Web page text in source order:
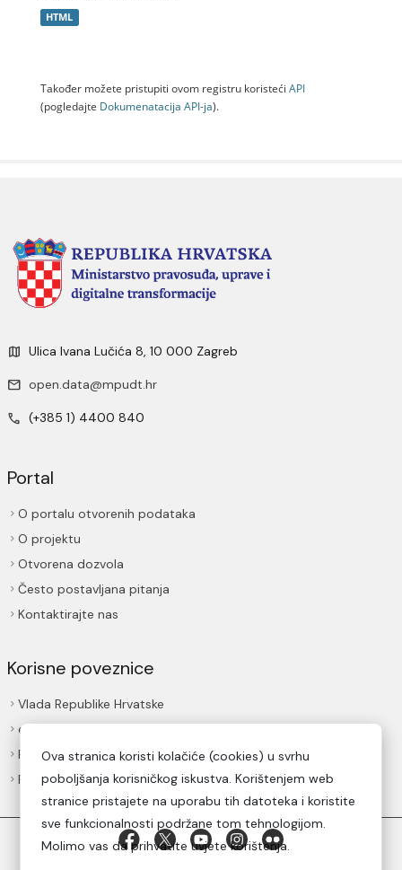
HTML
Također možete pristupiti ovom registru koristeći API
(pogledajte Dokumenаtаcijа API-jа).